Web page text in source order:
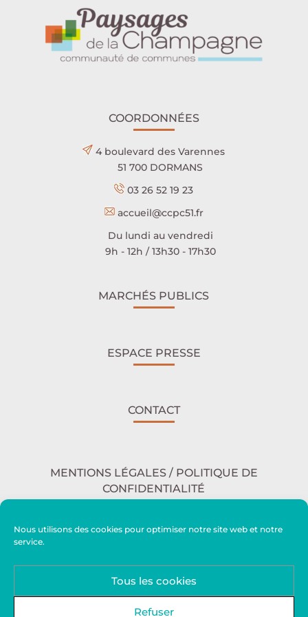
Nous utilisons des cookies pour optimiser notre site web et notre
service.
Tous les cookies
Refuser
COORDONNÉES
4 boulevard des Varennes
51 700 DORMANS
03 26 52 19 23
accueil@ccpc51.fr
Du lundi au vendredi
9h - 12h / 13h30 - 17h30
MARCHÉS PUBLICS
ESPACE PRESSE
CONTACT
MENTIONS LÉGALES / POLITIQUE DE
CONFIDENTIALITÉ